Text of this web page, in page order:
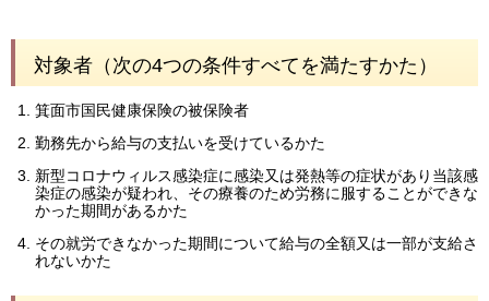
対象者（次の4つの条件すべてを満たすかた）
箕面市国民健康保険の被保険者
勤務先から給与の支払いを受けているかた
新型コロナウィルス感染症に感染又は発熱等の症状があり当該感
染症の感染が疑われ、その療養のため労務に服することができな
かった期間があるかた
その就労できなかった期間について給与の全額又は一部が支給さ
れないかた